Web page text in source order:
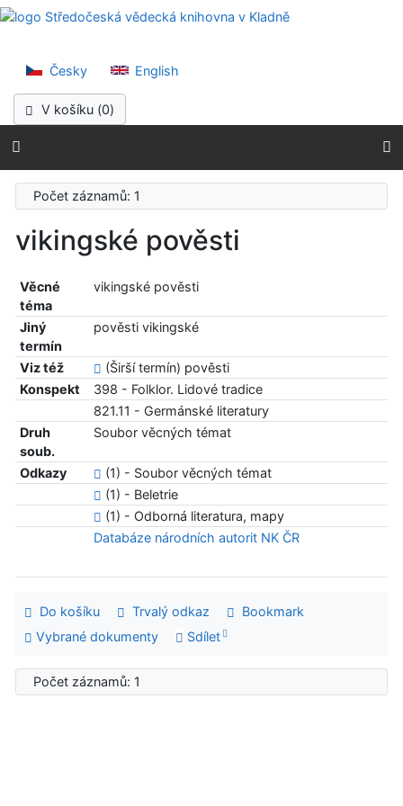
Přejít na obsah
Přejít na menu
Česky English
V košíku (0)
Počet záznamů: 1
vikingské pověsti
Věcné
téma
vikingské pověsti
Jiný
termín
pověsti vikingské
Viz též
(Širší termín) pověsti
Konspekt
398 - Folklor. Lidové tradice
821.11 - Germánské literatury
Druh
soub.
Soubor věcných témat
Odkazy
(1) - Soubor věcných témat
(1) - Beletrie
(1) - Odborná literatura, mapy
Databáze národních autorit NK ČR
Do košíku Trvalý odkaz
Bookmark
Vybrané dokumenty
Sdílet
Počet záznamů: 1